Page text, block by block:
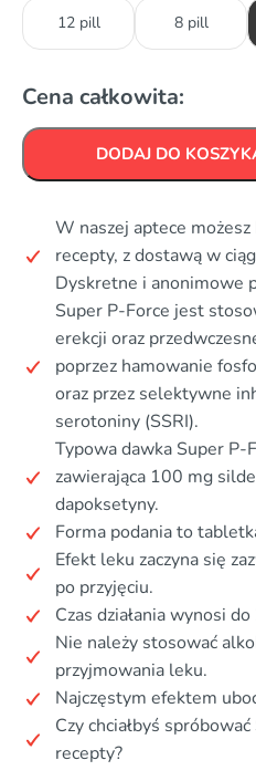
12 pill 8 pill
Cena całkowita:
DODAJ DO
W naszej aptece
recepty, z dostawą w
Dyskretne i anonimowe
Super P-Force jest
erekcji oraz
poprzez hamowanie
oraz przez selektywne
serotoniny (SSRI).
Typowa dawka Super
zawierająca 100 mg
dapoksetyny.
Forma podania to
Efekt leku zaczyna się
po przyjęciu.
Czas działania wynosi
Nie należy stosować
przyjmowania leku.
Najczęstym efektem
Czy chciałbyś
recepty?